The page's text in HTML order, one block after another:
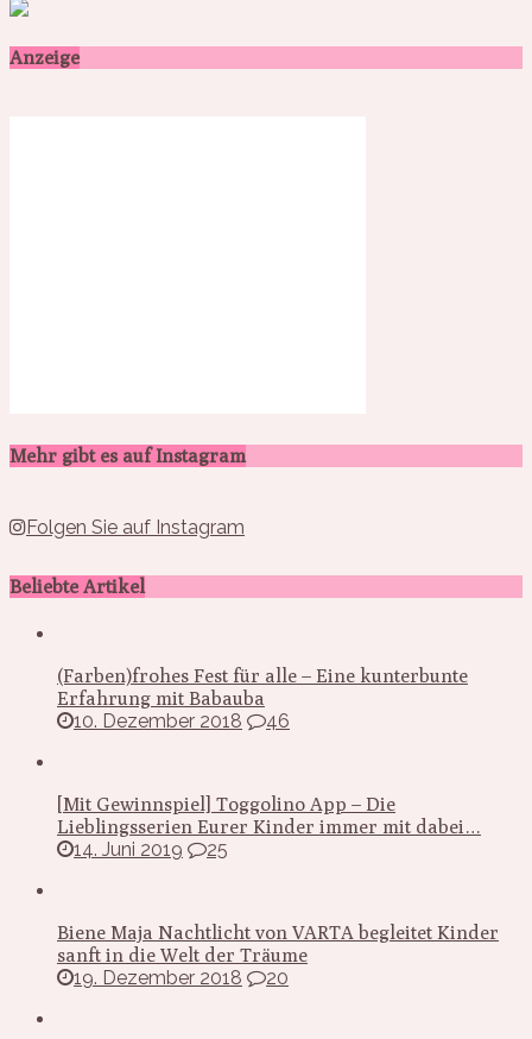
Anzeige
Mehr gibt es auf Instagram
Folgen Sie auf Instagram
Beliebte Artikel
(Farben)frohes Fest für alle – Eine kunterbunte
Erfahrung mit Babauba
10. Dezember 2018
46
[Mit Gewinnspiel] Toggolino App – Die
Lieblingsserien Eurer Kinder immer mit dabei…
14. Juni 2019
25
Biene Maja Nachtlicht von VARTA begleitet Kinder
sanft in die Welt der Träume
19. Dezember 2018
20